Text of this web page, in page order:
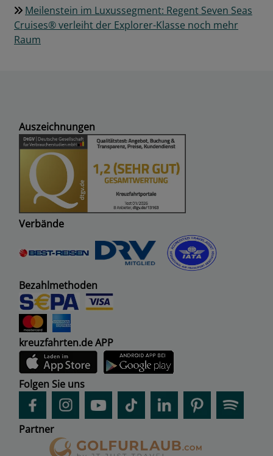
Meilenstein im Luxussegment: Regent Seven Seas
Cruises® verleiht der Explorer-Klasse noch mehr
Raum
Auszeichnungen
Verbände
Bezahlmethoden
kreuzfahrten.de APP
Folgen Sie uns
Partner